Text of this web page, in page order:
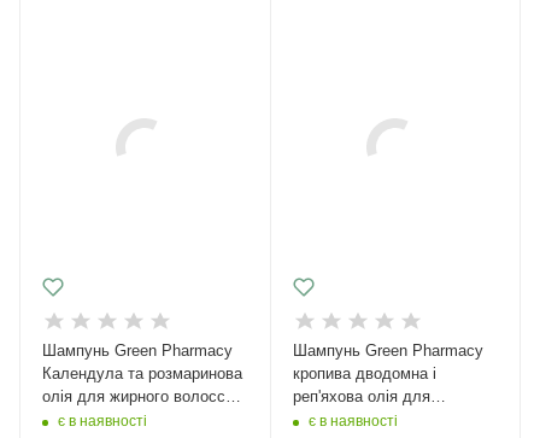
Шампунь Green Pharmacy
Календула та розмаринова
олія для жирного волосся
350 мл
є в наявності
Шампунь Green Pharmacy
кропива дводомна і
реп'яхова олія для
нормального волосся 350
є в наявності